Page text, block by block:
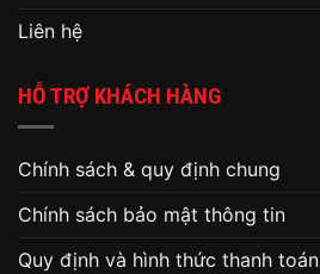
Liên hệ
HỖ TRỢ KHÁCH HÀNG
Chính sách & quy định chung
Chính sách bảo mật thông tin
Quy định và hình thức thanh toán